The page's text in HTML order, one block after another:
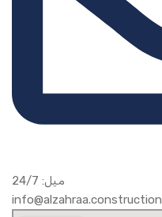
ميل: 24/7
info@alzahraa.construction